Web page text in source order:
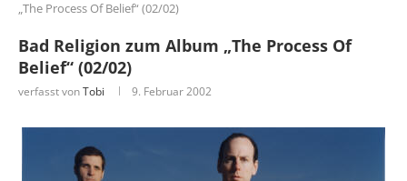
„The Process Of Belief“ (02/02)
Bad Religion zum Album „The Process Of
Belief“ (02/02)
verfasst vonTobi 9. Februar 2002